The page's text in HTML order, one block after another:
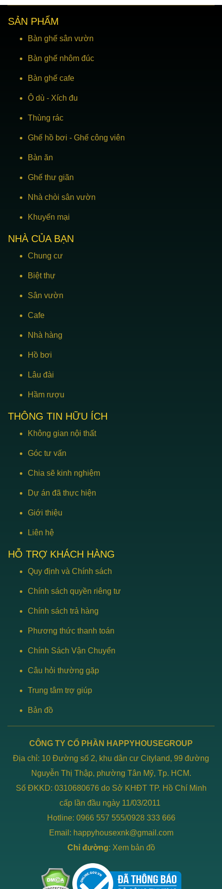
SẢN PHẨM
Bàn ghế sân vườn
Bàn ghế nhôm đúc
Bàn ghế cafe
Ô dù - Xích đu
Thùng rác
Ghế hồ bơi - Ghế công viên
Bàn ăn
Ghế thư giãn
Nhà chòi sân vườn
Khuyến mại
NHÀ CỦA BẠN
Chung cư
Biệt thự
Sân vườn
Cafe
Nhà hàng
Hồ bơi
Lâu đài
Hầm rượu
THÔNG TIN HỮU ÍCH
Không gian nội thất
Góc tư vấn
Chia sẽ kinh nghiệm
Dự án đã thực hiện
Giới thiệu
Liên hệ
HỖ TRỢ KHÁCH HÀNG
Quy định và Chính sách
Chính sách quyền riêng tư
Chính sách trả hàng
Phương thức thanh toán
Chính Sách Vận Chuyển
Câu hỏi thường gặp
Trung tâm trợ giúp
Bản đồ
CÔNG TY CỔ PHẦN HAPPYHOUSEGROUP
Địa chỉ: 10 Đường số 2, khu dân cư Cityland, 99 đường
Nguyễn Thị Thập, phường Tân Mỹ, Tp. HCM.
Số ĐKKD: 0310680676 do Sở KHĐT TP. Hồ Chí Minh
cấp lần đầu ngày 11/03/2011
Hotline: 0966 557 555/0928 333 666
Email: happyhousexnk@gmail.com
Chỉ đường: Xem bản đồ